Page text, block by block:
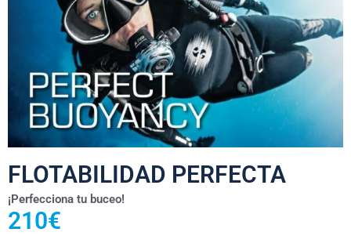
FLOTABILIDAD PERFECTA
¡Perfecciona tu buceo!
210€